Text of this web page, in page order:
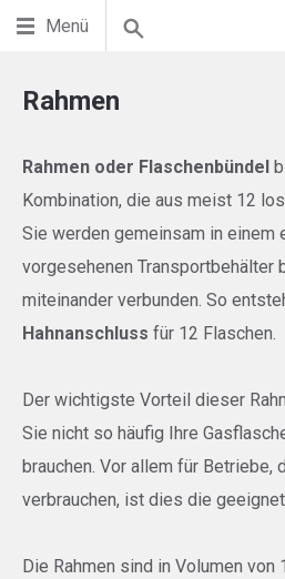
Menü
Rahmen
Rahmen oder Flaschenbündel
Kombination, die aus meist 12
Sie werden gemeinsam in einem
vorgesehenen Transportbehälter
miteinander verbunden. So
Hahnanschluss für 12 Flaschen.
Der wichtigste Vorteil dieser
Sie nicht so häufig Ihre
brauchen. Vor allem für Betriebe,
verbrauchen, ist dies die
Die Rahmen sind in Volumen